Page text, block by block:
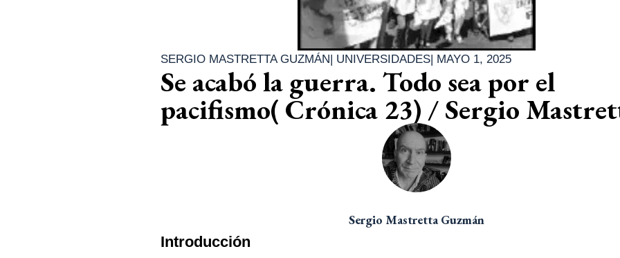
SERGIO MASTRETTA GUZMÁN| UNIVERSIDADES| MAYO 1, 2025
Se acabó la guerra. Todo sea por el
pacifismo( Crónica 23) / Sergio
Sergio Mastretta Guzmán
Introducción